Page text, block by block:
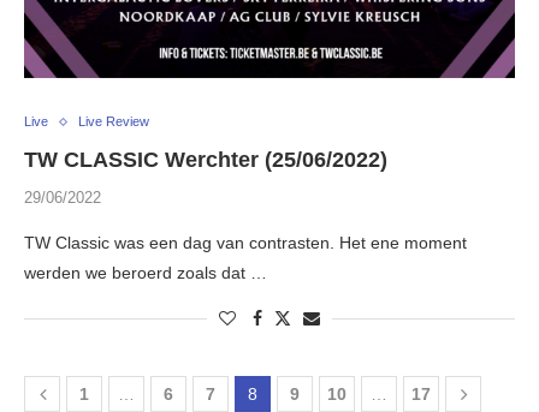
Live Live Review
TW CLASSIC Werchter (25/06/2022)
29/06/2022
TW Classic was een dag van contrasten. Het ene moment
werden we beroerd zoals dat …
1 … 6 7 8 9 10 … 17